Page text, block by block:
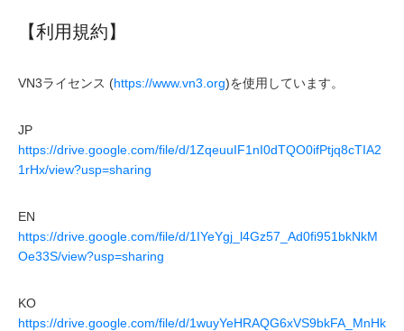
【利用規約】
VN3ライセンス (https://www.vn3.org)を使用しています。
JP
https://drive.google.com/file/d/1ZqeuuIF1nI0dTQO0ifPtjq8cTIA2
1rHx/view?usp=sharing
EN
https://drive.google.com/file/d/1IYeYgj_l4Gz57_Ad0fi951bkNkM
Oe33S/view?usp=sharing
KO
https://drive.google.com/file/d/1wuyYeHRAQG6xVS9bkFA_MnHk